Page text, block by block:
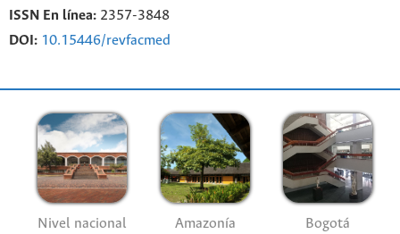
ISSN En línea: 2357-3848
DOI: 10.15446/revfacmed
Nivel nacional Amazonía Bogotá